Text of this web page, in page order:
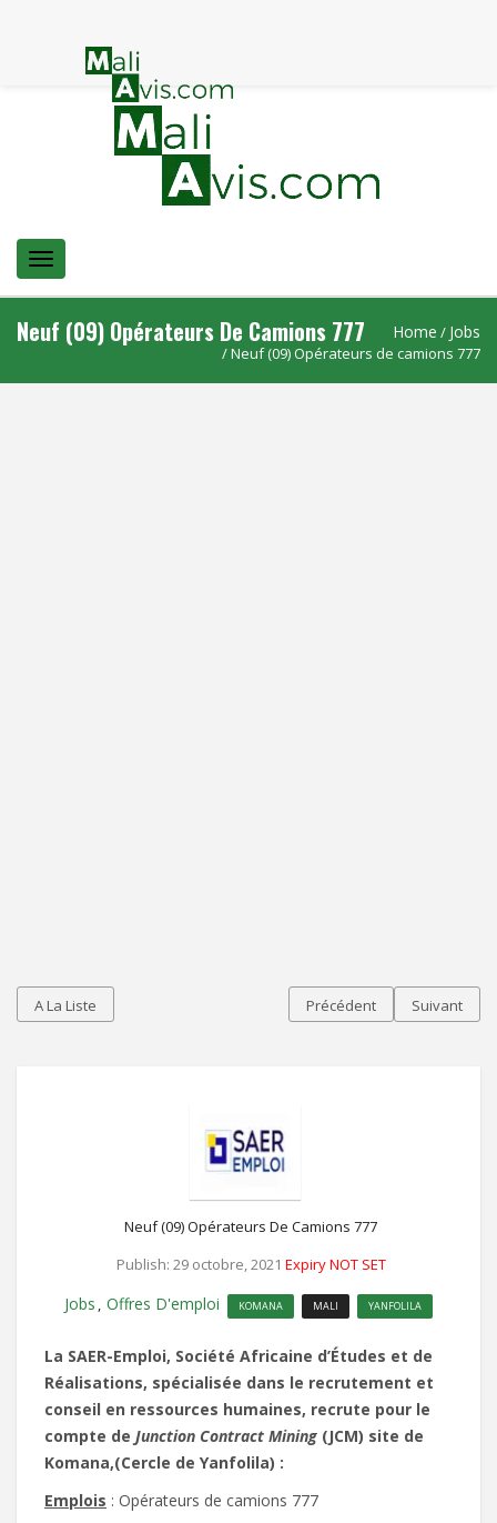
Menu
Neuf (09) Opérateurs De Camions 777 Home / Jobs
/ Neuf (09) Opérateurs de camions 777
A La Liste Précédent Suivant
Neuf (09) Opérateurs De Camions 777
Publish: 29 octobre, 2021 Expiry NOT SET
Jobs Offres D'emploi KOMANA MALI YANFOLILA
La SAER-Emploi, Société Africaine d’Études et de
Réalisations, spécialisée dans le recrutement et
conseil en ressources humaines, recrute pour le
compte de Junction Contract Mining (JCM) site de
Komana,(Cercle de Yanfolila) :
Emplois : Opérateurs de camions 777